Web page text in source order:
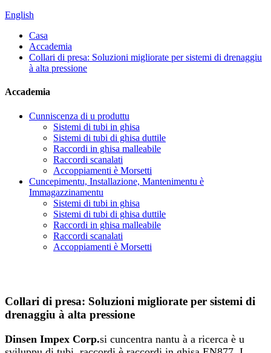
English
Casa
Accademia
Collari di presa: Soluzioni migliorate per sistemi di drenaggiu
à alta pressione
Accademia
Cunniscenza di u produttu
Sistemi di tubi in ghisa
Sistemi di tubi di ghisa duttile
Raccordi in ghisa malleabile
Raccordi scanalati
Accoppiamenti è Morsetti
Cuncepimentu, Installazione, Mantenimentu è
Immagazzinamentu
Sistemi di tubi in ghisa
Sistemi di tubi di ghisa duttile
Raccordi in ghisa malleabile
Raccordi scanalati
Accoppiamenti è Morsetti
Collari di presa: Soluzioni migliorate per sistemi di
drenaggiu à alta pressione
Dinsen Impex Corp.si cuncentra nantu à a ricerca è u